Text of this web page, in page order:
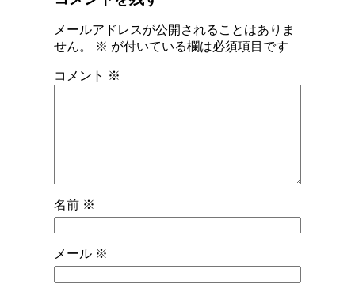
メールアドレスが公開されることはありま
せん。
※ が付いている欄は必須項目です
コメント ※
名前 ※
メール ※